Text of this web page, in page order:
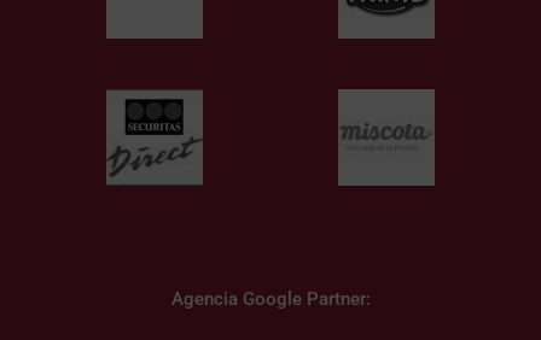
Agencia Google Partner: